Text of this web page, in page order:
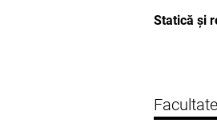
Statică și